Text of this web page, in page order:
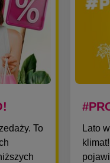
To
Lato